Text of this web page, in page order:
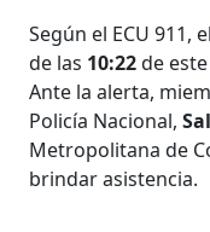
Según el ECU 911,
de las 10:22de
Ante la alerta,
Policía Nacional,
Metropolitana de
brindar asistencia.